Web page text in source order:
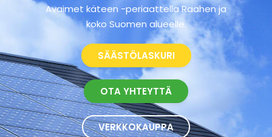
Avaimet käteen -periaattella Raahen ja
koko Suomen alueelle.
SÄÄSTÖLASKURI
OTA YHTEYTTÄ
VERKKOKAUPPA